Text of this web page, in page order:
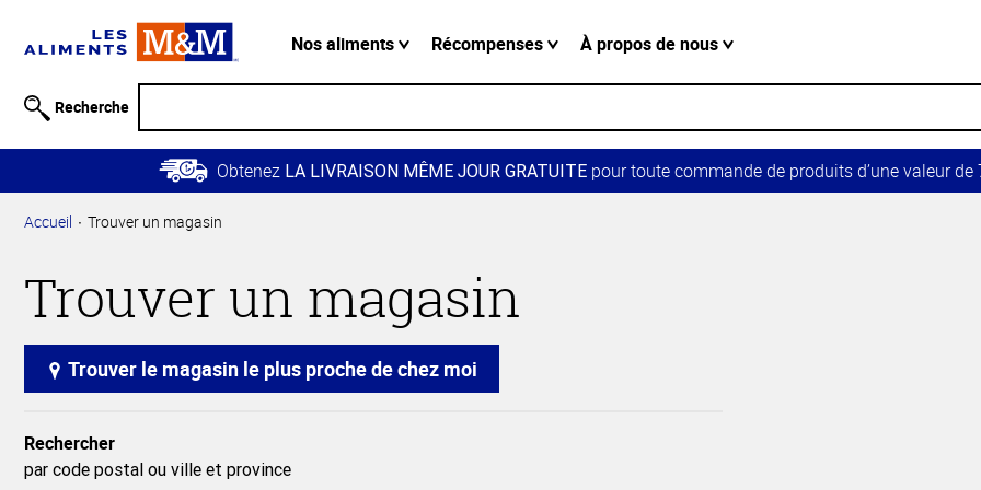
relative à
Passer
contenu
Retour à
principale
Nos aliments Récompenses À propos de nous
Recherche
Obtenez LA LIVRAISON MÊME JOUR GRATUITEpour toute commande de produits d’une valeur
Accueil Trouver un magasin
Trouver un magasin
Trouver le magasin le plus proche de chez moi
Rechercher
par code postal ou ville et province